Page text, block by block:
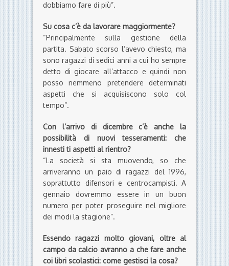
dobbiamo fare di più”.
Su cosa c’è da lavorare maggiormente?
“Principalmente sulla gestione della
partita. Sabato scorso l’avevo chiesto, ma
sono ragazzi di sedici anni a cui ho sempre
detto di giocare all’attacco e quindi non
posso nemmeno pretendere determinati
aspetti che si acquisiscono solo col
tempo”.
Con l’arrivo di dicembre c’è anche la
possibilità di nuovi tesseramenti: che
innesti ti aspetti al rientro?
“La società si sta muovendo, so che
arriveranno un paio di ragazzi del 1996,
soprattutto difensori e centrocampisti. A
gennaio dovremmo essere in un buon
numero per poter proseguire nel migliore
dei modi la stagione”.
Essendo ragazzi molto giovani, oltre al
campo da calcio avranno a che fare anche
coi libri scolastici: come gestisci la cosa?